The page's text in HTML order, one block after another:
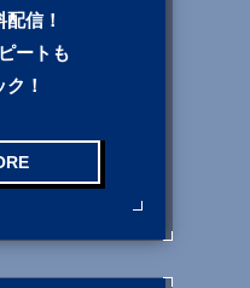
信！
ートも
！